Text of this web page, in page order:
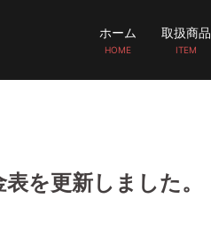
ホーム
HOME
取扱商品
ITEM
を更新しました。